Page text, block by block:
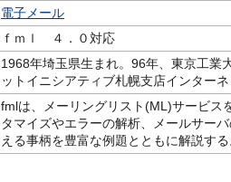
電子メール
ｆｍｌ ４．０対応
1968年埼玉県生まれ。96年、東京工業
ットイニシアティブ札幌支店インター
fmlは、メーリングリスト(ML)サービス
タマイズやエラーの解析、メールサー
える事柄を豊富な例題とともに解説す